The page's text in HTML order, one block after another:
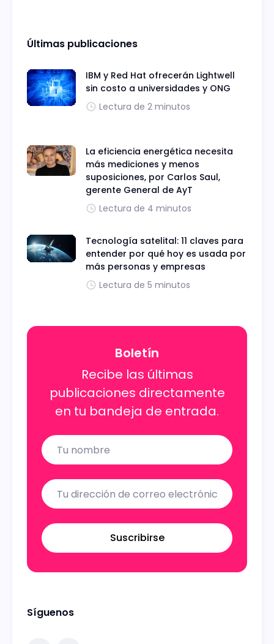
Últimas publicaciones
IBM y Red Hat ofrecerán Lightwell
sin costo a universidades y ONG
Lectura de 2 minutos
La eficiencia energética necesita
más mediciones y menos
suposiciones, por Carlos Saul,
gerente General de AyT
Lectura de 4 minutos
Tecnología satelital: 11 claves para
entender por qué hoy es usada por
más personas y empresas
Lectura de 5 minutos
Boletín
Recibe las últimas
publicaciones directamente
en tu bandeja de entrada.
Name
Email
Suscribirse
Síguenos